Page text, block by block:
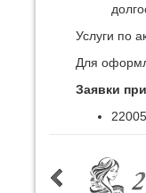
Услуги по
Для
Заявки